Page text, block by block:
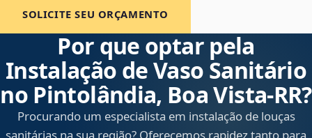
SOLICITE SEU ORÇAMENTO
Por que optar pela
Instalação de Vaso Sanitário
no Pintolândia, Boa Vista‑RR?
Procurando um especialista em instalação de louças